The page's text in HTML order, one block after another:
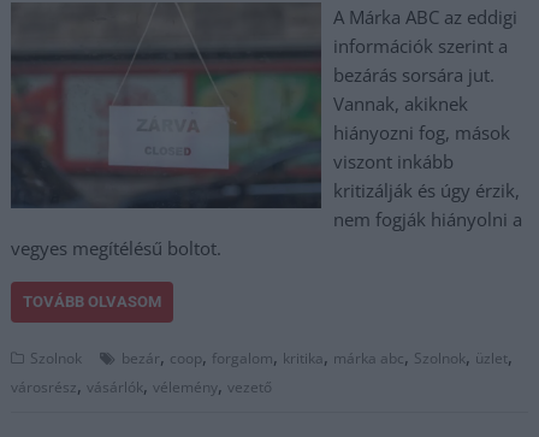
A Márka ABC az eddigi
információk szerint a
bezárás sorsára jut.
Vannak, akiknek
hiányozni fog, mások
viszont inkább
kritizálják és úgy érzik,
nem fogják hiányolni a
vegyes megítélésű boltot.
TOVÁBB OLVASOM
Szolnok bezár, coop, forgalom, kritika, márka abc, Szolnok, üzlet,
városrész,vásárlók,vélemény,vezető